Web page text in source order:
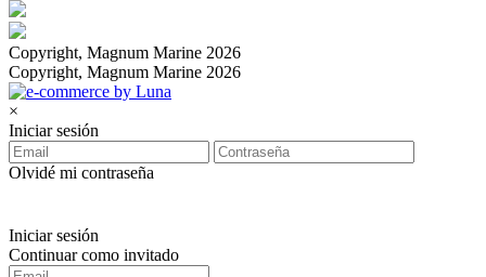
Copyright, Magnum Marine 2026
Copyright, Magnum Marine 2026
×
Iniciar sesión
Olvidé mi contraseña
Iniciar sesión
Continuar como invitado